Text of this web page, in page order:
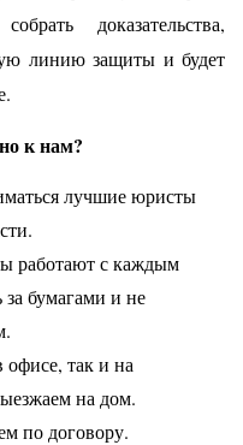
доказательства,
линию защиты и будет
к нам?
лучшие юристы
работают с каждым
бумагами и не
так и на
на дом.
по договору.